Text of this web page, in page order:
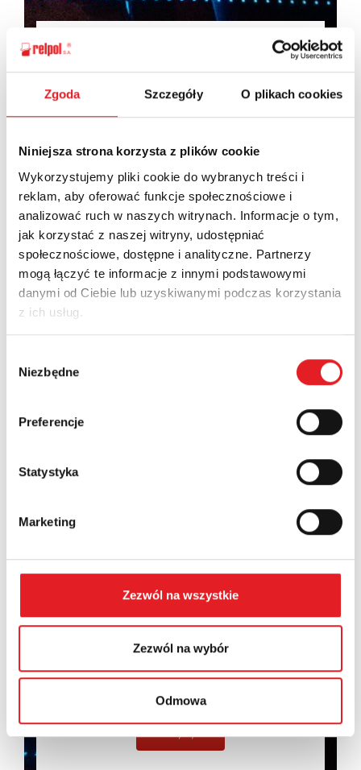
Zgoda Szczegóły O plikach cookies
Niniejsza strona korzysta z plików cookie
Wykorzystujemy pliki cookie do wybranych treści i
reklam, aby oferować funkcje społecznościowe i
analizować ruch w naszych witrynach. Informacje o tym,
jak korzystać z naszej witryny, udostępniać
społecznościowe, dostępne i analityczne. Partnerzy
mogą łączyć te informacje z innymi podstawowymi
danymi od Ciebie lub uzyskiwanymi podczas korzystania
z ich usług.
zgody
Niezbędne
Preferencje
Statystyka
Marketing
Zezwól na wszystkie
Zezwól na wybór
Odmowa
Zapytaj o szczegóły oferty
Imię i nazwisko: *
Adres e-mail: *
Nazwa firmy:
Numer telefonu:
Wyrażam zgodę na przetwarzanie moich danych
temat przetwarzania danych osobowych wPolityce
Zapoznałem z treściąPolityki Prywatności*